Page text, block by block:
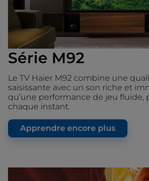
Série M92
Le TV Haier M92 combine une
saisissante avec un son riche et
qu’une performance de jeu fluide,
chaque instant.
Apprendre encore plus